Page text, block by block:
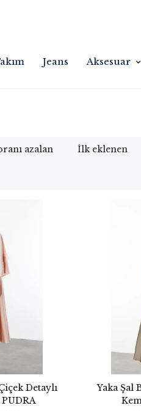
Jeans Aksesuar
azalan İlk eklenen
Detaylı
Yaka Şal